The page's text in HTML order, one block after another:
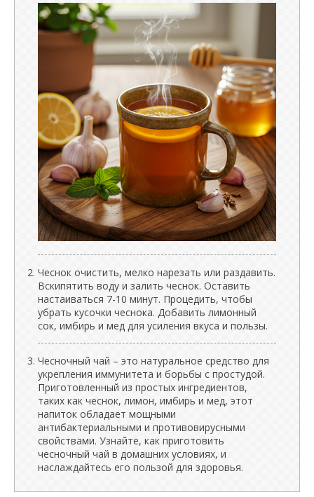
Чеснок очистить, мелко нарезать или раздавить.
Вскипятить воду и залить чеснок. Оставить
настаиваться 7-10 минут. Процедить, чтобы
убрать кусочки чеснока. Добавить лимонный
сок, имбирь и мед для усиления вкуса и пользы.
Чесночный чай – это натуральное средство для
укрепления иммунитета и борьбы с простудой.
Приготовленный из простых ингредиентов,
таких как чеснок, лимон, имбирь и мед, этот
напиток обладает мощными
антибактериальными и противовирусными
свойствами. Узнайте, как приготовить
чесночный чай в домашних условиях, и
наслаждайтесь его пользой для здоровья.